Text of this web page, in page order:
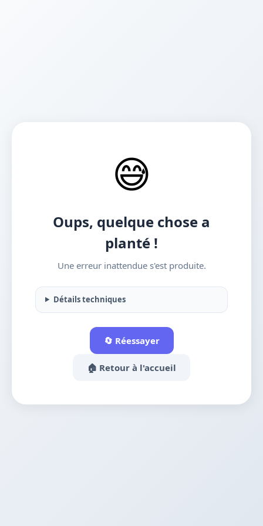
😅
Oups, quelque chose a
planté !
Une erreur inattendue s'est produite.
Détails techniques
🔄 Réessayer
🏠 Retour à l'accueil